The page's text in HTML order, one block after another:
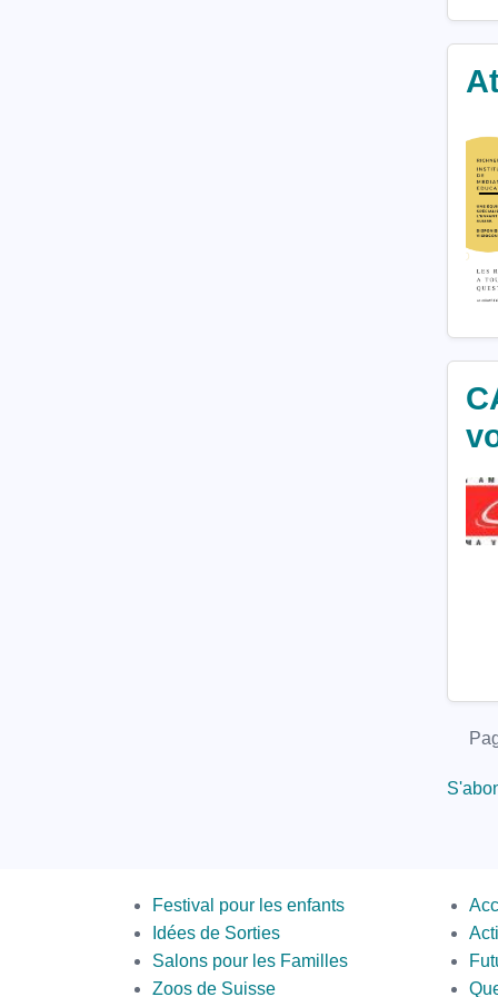
Menus
Festival pour les enfants
Idées de Sorties
Salons pour les Familles
Zoos de Suisse